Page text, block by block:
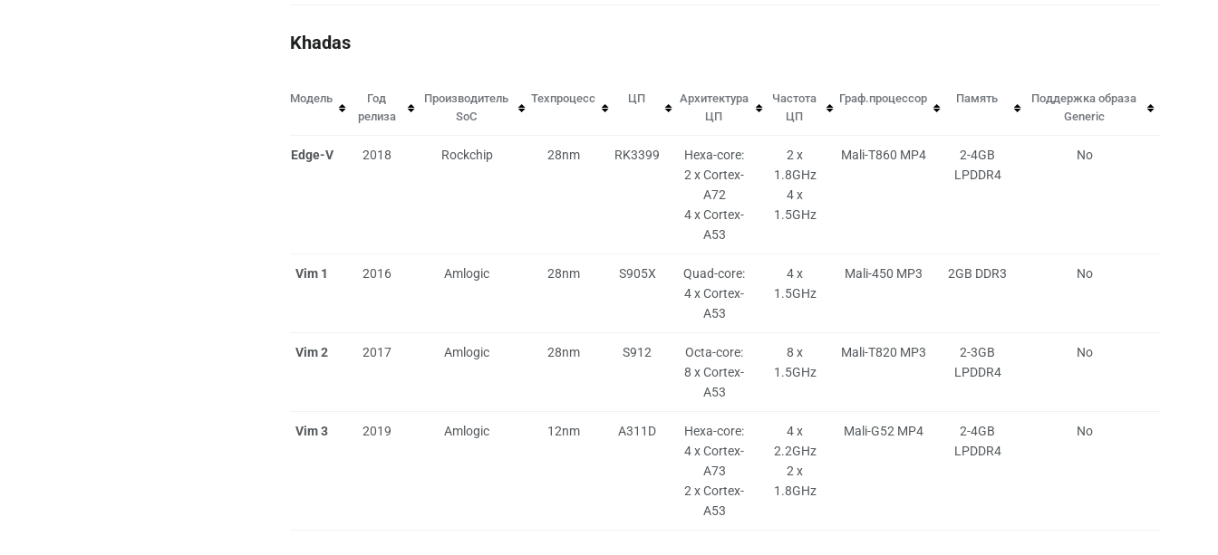
Khadas
Модель
Год
релиза
Производитель
SoC
Техпроцесс ЦП
Архитектура
ЦП
Частота
ЦП
Граф.процессор Память
Поддержка образа
Generic
Edge-V 2018 Rockchip 28nm RK3399
Hexa-core:
2 x Cortex-
A72
4 x Cortex-
A53
2 x
1.8GHz
4 x
1.5GHz
Mali-T860 MP4
2-4GB
LPDDR4
No
Vim 1 2016 Amlogic 28nm S905X
Quad-core:
4 x Cortex-
A53
4 x
1.5GHz
Mali-450 MP3 2GB DDR3 No
Vim 2 2017 Amlogic 28nm S912
Octa-core:
8 x Cortex-
A53
8 x
1.5GHz
Mali-T820 MP3
2-3GB
LPDDR4
No
Vim 3 2019 Amlogic 12nm A311D
Hexa-core:
4 x Cortex-
A73
2 x Cortex-
A53
4 x
2.2GHz
2 x
1.8GHz
Mali-G52 MP4
2-4GB
LPDDR4
No